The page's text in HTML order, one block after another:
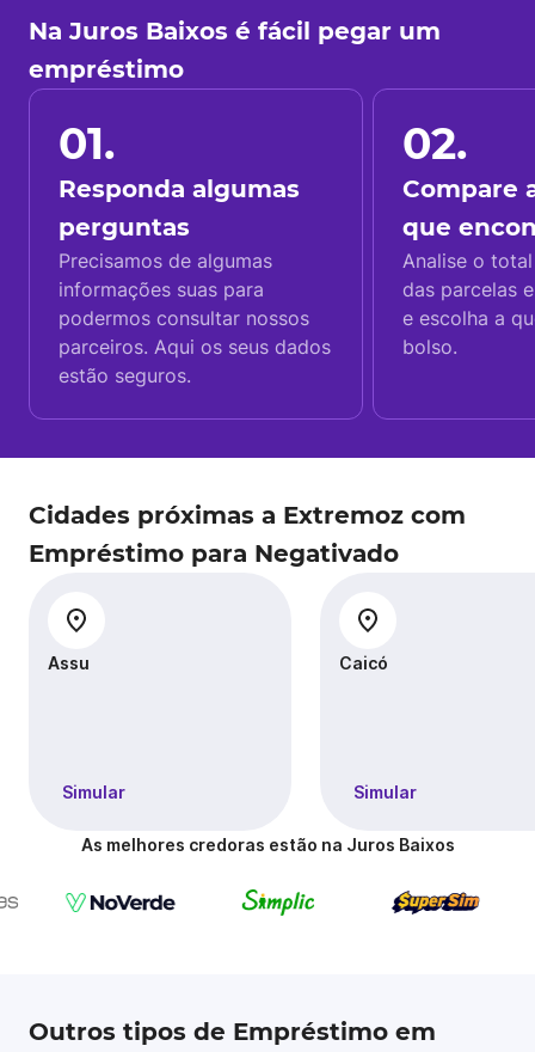
Na Juros Baixos é fácil pegar um
empréstimo
01.
Responda algumas
perguntas
Precisamos de algumas
informações suas para
podermos consultar nossos
parceiros. Aqui os seus dados
estão seguros.
02.
Compare
que
Analise o
das parcelas
e escolha a
bolso.
Cidades próximas a Extremoz com
Empréstimo para Negativado
Assu
Simular
Caicó
Simular
As melhores credoras estão na Juros Baixos
Outros tipos de Empréstimo em